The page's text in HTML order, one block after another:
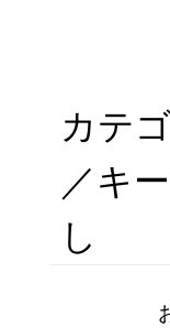
カテ
／キ
し